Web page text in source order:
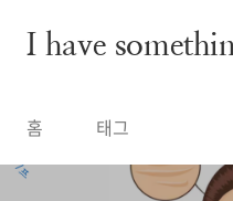
I have
홈 태그